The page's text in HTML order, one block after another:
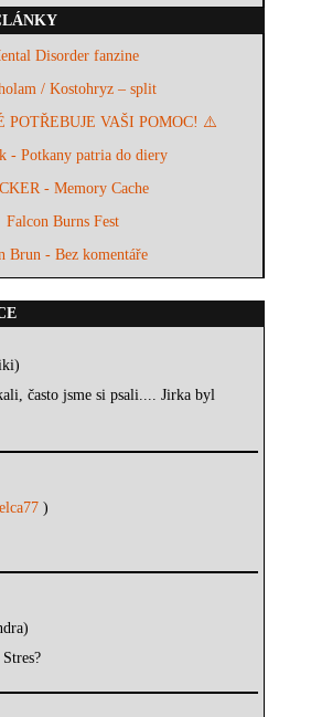
Disorder fanzine
/ Kostohryz – split
VAŠI POMOC! ⚠️
- Potkany patria do diery
- Memory Cache
Falcon Burns Fest
Brun - Bez komentáře
často jsme si psali.... Jirka byl
)